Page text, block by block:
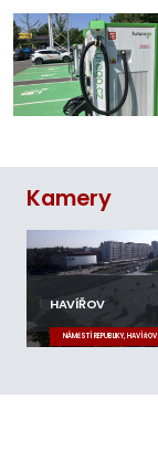
Kamery
HAVÍŘOV
NÁMĚSTÍ REPUBLIKY, HAVÍŘOV